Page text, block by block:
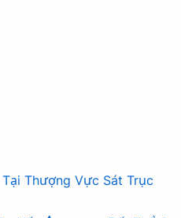
Thượng Vực Sát Trục